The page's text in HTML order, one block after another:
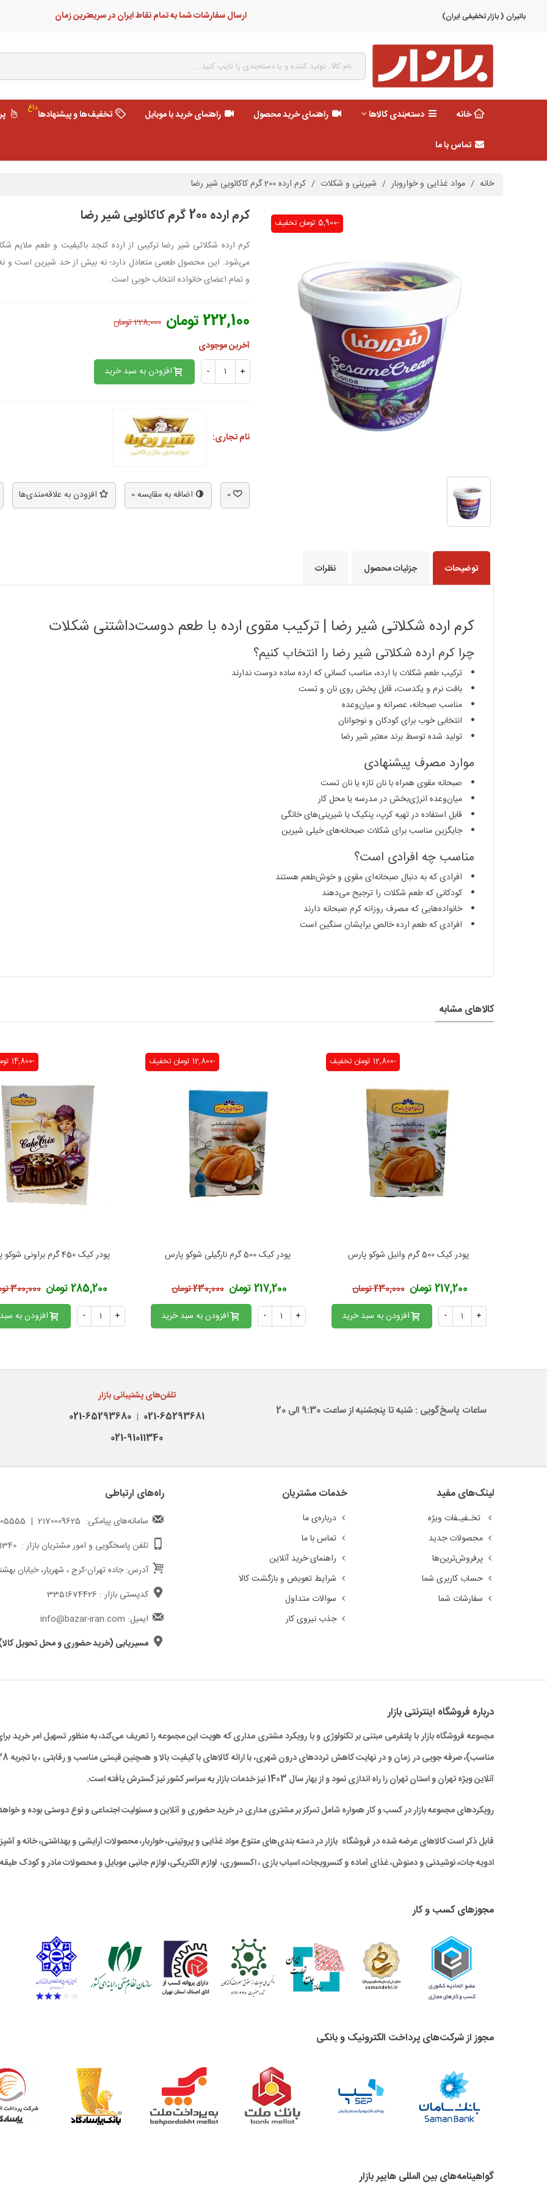
باتیران ( بازار تخفیفی ایران) ارسال سفارشات شما به تمام نقاط ایران در سریعترین زمان
خانه دسته‌بندی کالاها راهنمای خرید محصول راهنمای خرید با موبایل تخفیف‌ها و پیشنهادهاداغ
تماس با ما
خانه / مواد غذایی و خواروبار / شیرینی و شکلات / کرم ارده 200 گرم کاکائویی شیر رضا
تخفیف -5,900 تومان کرم ارده 200 گرم کاکائویی شیر رضا
کرم ارده شکلاتی شیر رضا ترکیبی از ارده کنجد باکیفیت و طعم
می‌شود. این محصول طعمی متعادل دارد؛ نه بیش از حد شیرین است و
و تمام اعضای خانواده انتخاب خوبی است.
222,100 تومان
228,000 تومان
آخرین موجودی
- + افزودن به سبد خرید
نام تجاری:
0 اضافه به مقایسه0 افزودن به علاقه‌مندی‌ها
توضیحات جزئیات محصول نظرات
کرم ارده شکلاتی شیر رضا | ترکیب مقوی ارده با طعم دوست‌داشتنی شکلات
چرا کرم ارده شکلاتی شیر رضا را انتخاب کنیم؟
ترکیب طعم شکلات با ارده، مناسب کسانی که ارده ساده دوست ندارند
بافت نرم و یکدست، قابل پخش روی نان و تست
مناسب صبحانه، عصرانه و میان‌وعده
انتخابی خوب برای کودکان و نوجوانان
تولید شده توسط برند معتبر شیر رضا
موارد مصرف پیشنهادی
صبحانه مقوی همراه با نان تازه یا نان تست
میان‌وعده انرژی‌بخش در مدرسه یا محل کار
قابل استفاده در تهیه کرپ، پنکیک یا شیرینی‌های خانگی
جایگزین مناسب برای شکلات صبحانه‌های خیلی شیرین
مناسب چه افرادی است؟
افرادی که به دنبال صبحانه‌ای مقوی و خوش‌طعم هستند
کودکانی که طعم شکلات را ترجیح می‌دهند
خانواده‌هایی که مصرف روزانه کرم صبحانه دارند
افرادی که طعم ارده خالص برایشان سنگین است
کالاهای مشابه
تخفیف -12,800 تومان
افزودن به محبوب‌هاپودر کیک 500 گرم وانیل شوکو پارس
217,200 تومان 230,000 تومان
- + افزودن به سبد خرید
تخفیف -12,800 تومان
افزودن به محبوب‌هاپودر کیک 500 گرم نارگیلی شوکو پارس
217,200 تومان 230,000 تومان
- + افزودن به سبد خرید
-14,800 تومان
افزودن به محبوب‌هاپودر کیک 450 گرم براونی شوکو پارس
285,200 تومان 300,000 تومان
- + افزودن به
ساعات پاسخ‌گویی : شنبه تا پنجشنبه از ساعت 9:30 الی 20
تلفن‌های پشتیبانی بازار
021-65293681
|
021-65293680
021-91011340
لینک‌های مفید
تخـفیـفات ویژه
محصولات جدید
پرفروش‌ترین‌ها
حساب کاربری شما
سفارشات شما
خدمات مشتریان
درباره‌ی ما
تماس با ما
راهنمای خرید آنلاین
شرایط تعویض و بازگشت کالا
سوالات متداول
جذب نیروی کار
راه‌های ارتباطی
سامانه‌های پیامکی: 2170009625 | 217000005555
تلفن پاسخگویی و امور مشتریان بازار : 02191011340
آدرس: جاده تهران-کرج ، شهریار، خیابان
کدپستی بازار : 3351674426
ایمیل: info@bazar-iran.com
مسیریابی (خرید حضوری و محل تحویل
درباره‌ فروشگاه اینترنتی بازار
مجموعه فروشگاه بازار با پلتفرمی مبتنی بر تکنولوژی و با رویکرد مشتری مداری که هویت این مجموعه را تعریف می‌کند، به منظور تسهیل امر
آنلاین ویژه تهران و استان تهران را راه‌ اندازی نمود و از بهار سال 1403 نیز خدمات بازار به سراسر کشور نیز گسترش یافته است.
رویکردهای مجموعه بازار در کسب و کار همواره شامل تمرکز بر مشتری مداری در خرید حضوری و آنلاین و مسئولیت اجتماعی و نوع دوستی بوده و
قابل ذکر است کالاهای عرضه شده در فروشگاه بازار در دسته بندی‌های متنوع مواد غذایی و پروتِینی، خواربار، محصولات آرایشی و بهداشتی، خانه و
ادویه جات، نوشیدنی و دمنوش، غذای آماده و کنسرویجات، اسباب بازی ، اکسسوری، لوازم الکتریکی، لوازم جانبی موبایل و محصولات مادر و کودک
مجوزهای کسب و کار
مجوز از شرکت‌های پرداخت الکترونیک و بانکی
گواهینامه‌های بین المللی هایپر بازار